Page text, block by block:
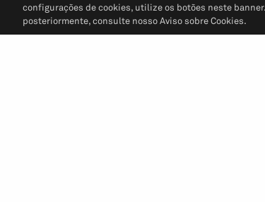
configurações de cookies, utilize os botões neste
posteriormente, consulte nosso Aviso sobre Cookies.